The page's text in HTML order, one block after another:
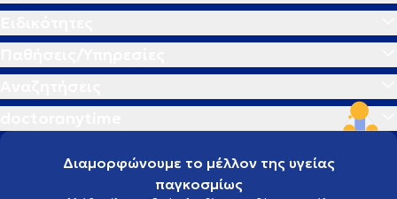
Διαμορφώνουμε το μέλλον της υγείας
παγκοσμίως